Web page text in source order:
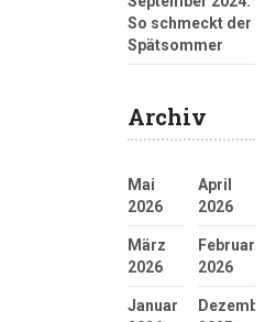
So schmeckt der
Spätsommer
Archiv
Mai
2026
April
2026
März
2026
Februar
2026
Januar